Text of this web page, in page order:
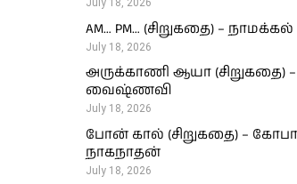
AM… PM… (சிறுகதை) –
July 18, 2026
அருக்காணி ஆயா (சிறுகதை) –
வைஷ்ணவி
July 18, 2026
போன் கால் (சிறுகதை) –
நாகநாதன்
July 18, 2026